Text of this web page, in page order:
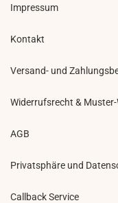
Impressum
Kontakt
Versand- und
Widerrufsrecht &
AGB
Privatsphäre und
Callback Service